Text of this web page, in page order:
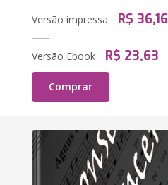
Versão impressa R$ 36,16
Versão Ebook R$ 23,63
Comprar